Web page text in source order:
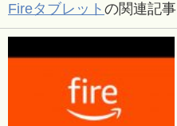
Fireタブレット の関連記事